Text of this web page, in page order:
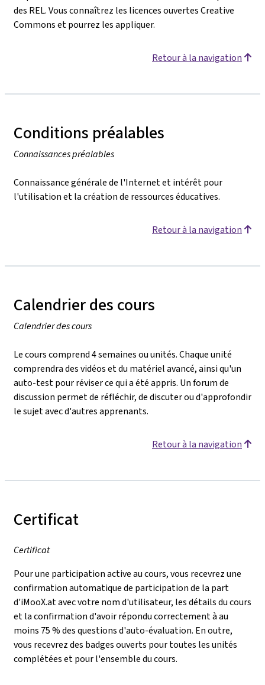
des REL. Vous connaîtrez les licences ouvertes Creative
Commons et pourrez les appliquer.
Retour à la navigation
Conditions préalables
Connaissances préalables
Connaissance générale de l'Internet et intérêt pour
l'utilisation et la création de ressources éducatives.
Retour à la navigation
Calendrier des cours
Calendrier des cours
Le cours comprend 4 semaines ou unités. Chaque unité
comprendra des vidéos et du matériel avancé, ainsi qu'un
auto-test pour réviser ce qui a été appris. Un forum de
discussion permet de réfléchir, de discuter ou d'approfondir
le sujet avec d'autres apprenants.
Retour à la navigation
Certificat
Certificat
Pour une participation active au cours, vous recevrez une
confirmation automatique de participation de la part
d'iMooX.at avec votre nom d'utilisateur, les détails du cours
et la confirmation d'avoir répondu correctement à au
moins 75 % des questions d'auto-évaluation. En outre,
vous recevrez des badges ouverts pour toutes les unités
complétées et pour l'ensemble du cours.